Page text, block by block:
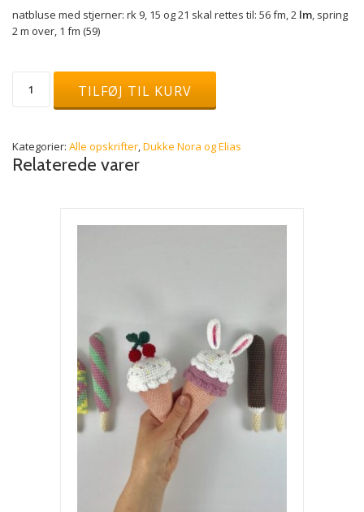
natbluse med stjerner: rk 9, 15 og 21 skal rettes til: 56 fm, 2 lm, spring
2 m over, 1 fm (59)
party
-
(opskrift)
antal
TILFØJ TIL KURV
Kategorier: Alle opskrifter,Dukke Nora og Elias
Relaterede varer